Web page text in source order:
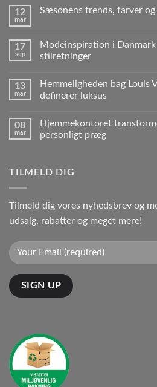
12
mar
Sæsonens trends, farver og
17
sep
Modeinspiration i
stilretninger
13
mar
Hemmeligheden bag
definerer luksus
08
mar
Hjemmekontoret
personligt præg
TILMELD DIG
Tilmeld dig vores nyhedsbrev og
udsalg, rabatter og meget mere!